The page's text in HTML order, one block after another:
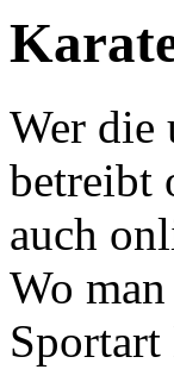
Wer die
betreibt
auch
Wo